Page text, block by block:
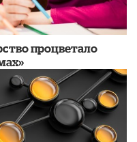
процветало